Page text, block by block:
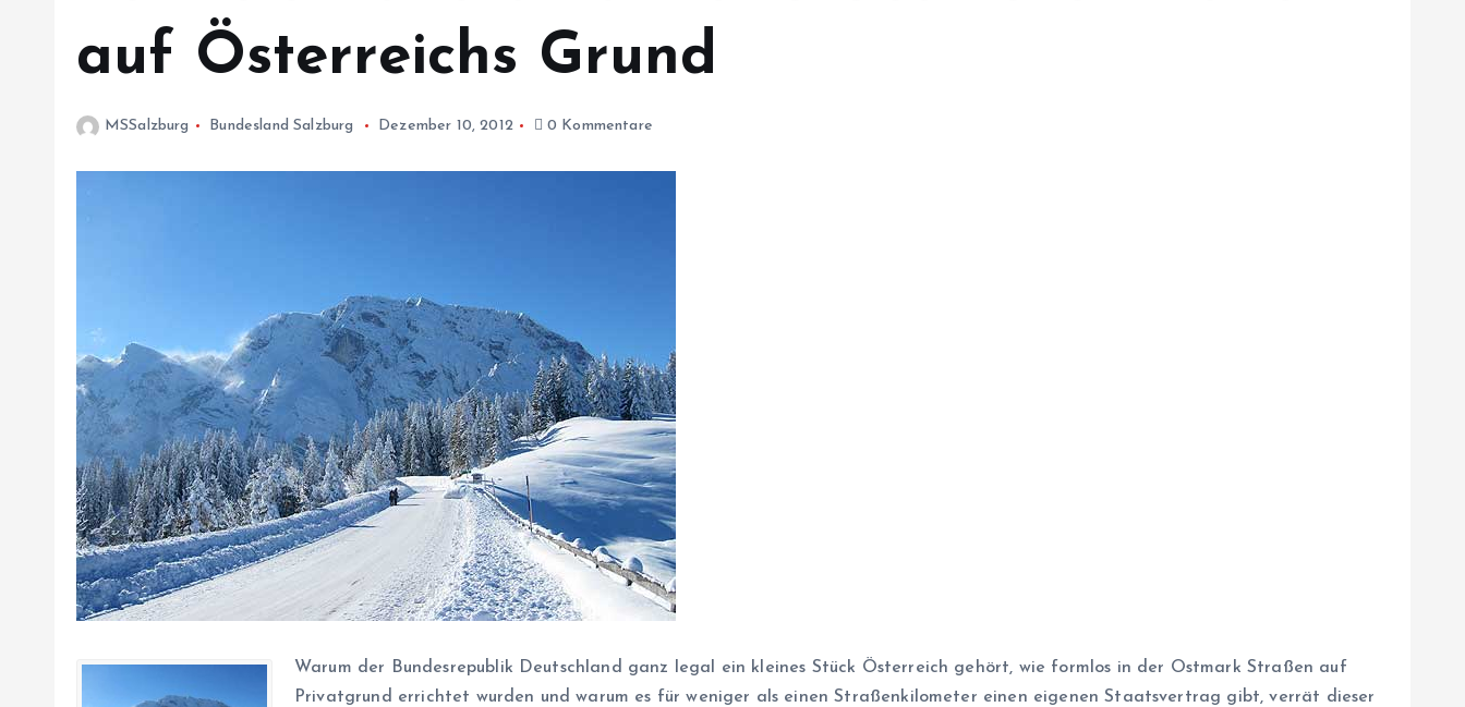
auf Österreichs Grund
MSSalzburg Bundesland Salzburg Dezember 10, 2012 0 Kommentare
Warum der Bundesrepublik Deutschland ganz legal ein kleines Stück Österreich gehört, wie formlos in der Ostmark Straßen auf
Privatgrund errichtet wurden und warum es für weniger als einen Straßenkilometer einen eigenen Staatsvertrag gibt, verrät dieser